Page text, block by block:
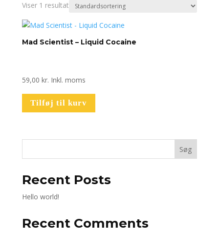
Viser 1 resultat
Mad Scientist – Liquid Cocaine
59,00 kr. Inkl. moms
Tilføj til kurv
Søg
Recent Posts
Hello world!
Recent Comments